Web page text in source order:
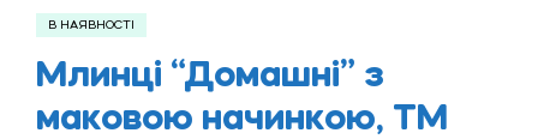
В НАЯВНОСТІ
Млинці “Домашні” з
маковою начинкою, ТМ